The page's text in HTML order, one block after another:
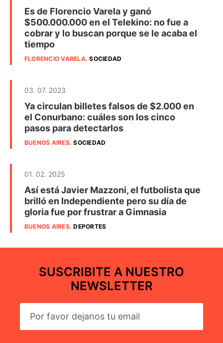
Es de Florencio Varela y ganó
$500.000.000 en el Telekino: no fue a
cobrar y lo buscan porque se le acaba el
tiempo
FLORENCIO VARELA.SOCIEDAD
03. 07. 2023
Ya circulan billetes falsos de $2.000 en
el Conurbano: cuáles son los cinco
pasos para detectarlos
BUENOS AIRES.SOCIEDAD
01. 02. 2025
Así está Javier Mazzoni, el futbolista que
brilló en Independiente pero su día de
gloria fue por frustrar a Gimnasia
BUENOS AIRES.DEPORTES
SUSCRIBITE A NUESTRO
NEWSLETTER